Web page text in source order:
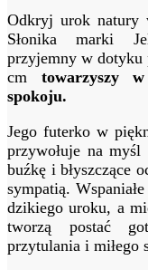
Odkryj urok natury
Słonika marki
przyjemny w dotyku
cm towarzyszy
spokoju.
Jego futerko w
przywołuje na myśl
buźkę i błyszczące
sympatią.
dzikiego uroku, a
tworzą postać
przytulania i miłego